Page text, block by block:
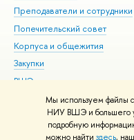
Мы используем файлы
НИУ ВШЭ и большего
подробную
можно найти здесь,
Преподаватели и сотрудники
Попечительский совет
Корпуса и общежития
Закупки
ВШЭ для студентов с
здоровья и инвалидностью
Версия для слабовидящих
Единая платежная страница